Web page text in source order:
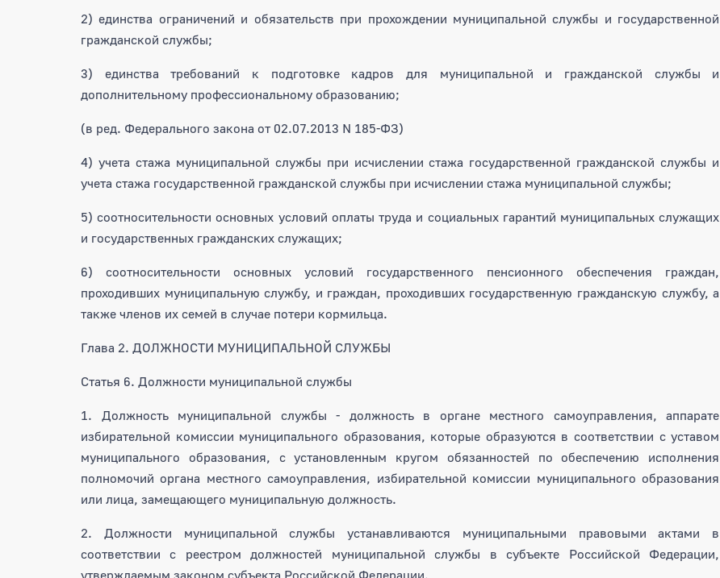
2) единства ограничений и обязательств при прохождении муниципальной службы и государственной
гражданской службы;
3) единства требований к подготовке кадров для муниципальной и гражданской службы и
дополнительному профессиональному образованию;
(в ред. Федерального закона от 02.07.2013 N 185-ФЗ)
4) учета стажа муниципальной службы при исчислении стажа государственной гражданской службы и
учета стажа государственной гражданской службы при исчислении стажа муниципальной службы;
5) соотносительности основных условий оплаты труда и социальных гарантий муниципальных служащих
и государственных гражданских служащих;
6) соотносительности основных условий государственного пенсионного обеспечения граждан,
проходивших муниципальную службу, и граждан, проходивших государственную гражданскую службу, а
также членов их семей в случае потери кормильца.
Глава 2. ДОЛЖНОСТИ МУНИЦИПАЛЬНОЙ СЛУЖБЫ
Статья 6. Должности муниципальной службы
1. Должность муниципальной службы - должность в органе местного самоуправления, аппарате
избирательной комиссии муниципального образования, которые образуются в соответствии с уставом
муниципального образования, с установленным кругом обязанностей по обеспечению исполнения
полномочий органа местного самоуправления, избирательной комиссии муниципального образования
или лица, замещающего муниципальную должность.
2. Должности муниципальной службы устанавливаются муниципальными правовыми актами в
соответствии с реестром должностей муниципальной службы в субъекте Российской Федерации,
утверждаемым законом субъекта Российской Федерации.